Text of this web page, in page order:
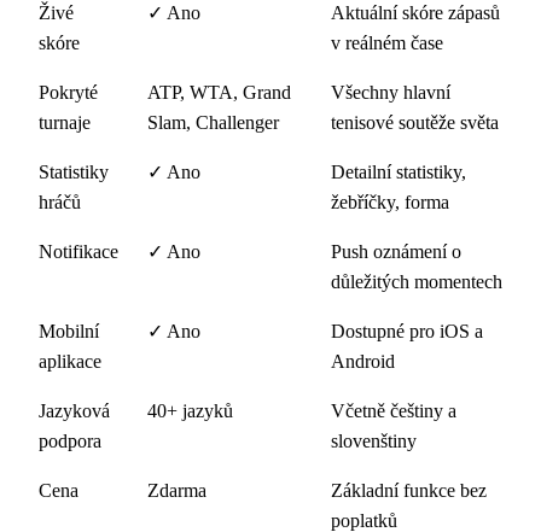
Živé
skóre
✓ Ano
Aktuální skóre zápasů
v reálném čase
Pokryté
turnaje
ATP, WTA, Grand
Slam, Challenger
Všechny hlavní
tenisové soutěže světa
Statistiky
hráčů
✓ Ano
Detailní statistiky,
žebříčky, forma
Notifikace ✓ Ano
Push oznámení o
důležitých momentech
Mobilní
aplikace
✓ Ano
Dostupné pro iOS a
Android
Jazyková
podpora
40+ jazyků
Včetně češtiny a
slovenštiny
Cena Zdarma
Základní funkce bez
poplatků